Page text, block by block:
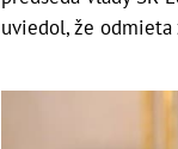
uviedol, že